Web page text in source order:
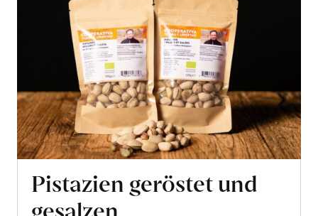
Pistazien geröstet und
gesalzen